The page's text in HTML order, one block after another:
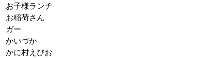
お子様ランチ
お稲荷さん
ガー
かいづか
かに村えびお